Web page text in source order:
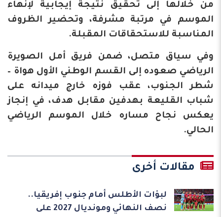
من خلالها إلى تحقيق نتيجة إيجابية لإنهاء
الموسم في مرتبة مشرفة، وتحضير الظروف
المناسبة للاستحقاقات المقبلة.
وفي سياق متصل، ضمن فريق أمل الصويرة
الرياضي صعوده إلى القسم الوطني الأول هواة –
شطر الجنوب، عقب فوزه خارج ميدانه على
شباب القليعة بهدفين مقابل هدف، في إنجاز
يعكس نجاح مساره خلال الموسم الرياضي
الحالي.
مقالات أخرى
لبؤات الأطلس أمام جنوب إفريقيا..
نصف النهائي ومونديال 2027 على